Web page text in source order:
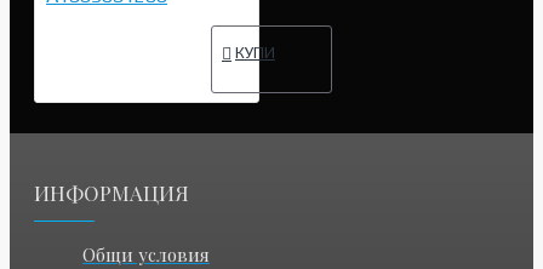
КУПИ
ИНФОРМАЦИЯ
Общи условия